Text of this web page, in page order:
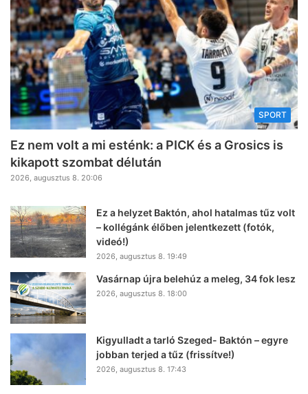
SPORT
Ez nem volt a mi esténk: a PICK és a Grosics is
kikapott szombat délután
2026, augusztus 8. 20:06
Ez a helyzet Baktón, ahol hatalmas tűz volt
– kollégánk élőben jelentkezett (fotók,
videó!)
2026, augusztus 8. 19:49
Vasárnap újra belehúz a meleg, 34 fok lesz
2026, augusztus 8. 18:00
Kigyulladt a tarló Szeged- Baktón – egyre
jobban terjed a tűz (frissítve!)
2026, augusztus 8. 17:43